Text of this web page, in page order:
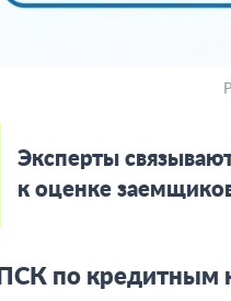
Эксперты
к оценке
ПСК по кредитным